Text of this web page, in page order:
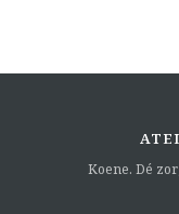
Koene. Dé